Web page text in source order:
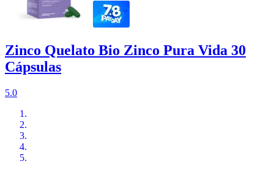
Zinco Quelato Bio Zinco Pura Vida 30
Cápsulas
5.0